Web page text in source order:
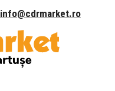
info@cdrmarket.ro